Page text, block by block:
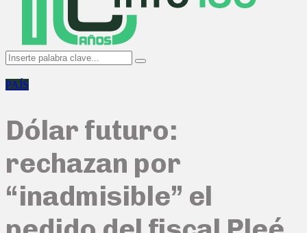
Search
for:
Search
PAÍS
Dólar futuro:
rechazan por
“inadmisible” el